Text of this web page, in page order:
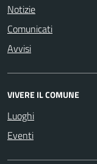
Notizie
Comunicati
Avvisi
VIVERE IL COMUNE
Luoghi
Eventi